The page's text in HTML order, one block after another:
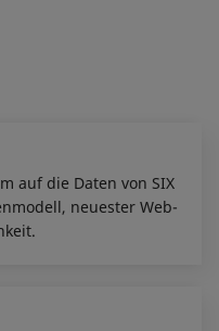
auf die Daten von SIX
neuester Web-